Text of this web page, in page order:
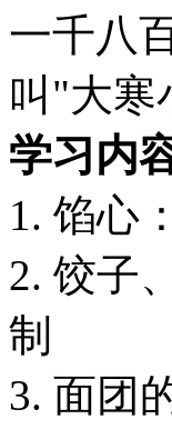
一千八
叫"大寒
学习内
1. 馅心
2. 饺子
制
3. 面团